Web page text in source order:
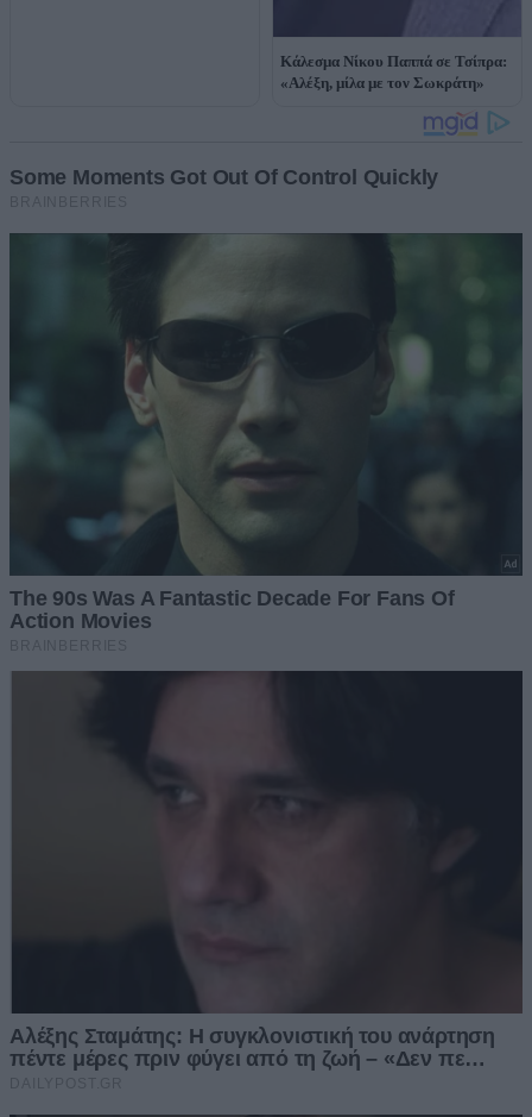
Κάλεσμα Νίκου Παππά σε Τσίπρα:
«Αλέξη, μίλα με τον Σωκράτη»